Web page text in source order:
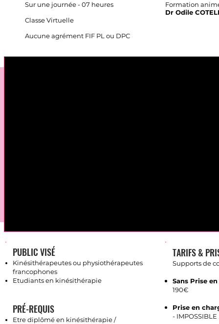
Sur une journée - 07 heures
Classe Virtuelle
Aucune agrément FIF PL ou DPC
Formation
Dr Odile
PUBLIC VISÉ
Kinésithérapeutes ou physiothérapeutes
francophones
Etudiants en kinésithérapie
PRÉ-REQUIS
Etre diplômé en kinésithérapie /
TARIFS &
Supports de
Sans Prise
190€
Prise en
- IMPOSSIBLE